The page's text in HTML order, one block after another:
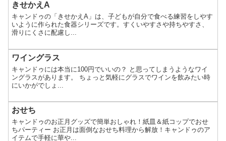
きせかえA
キャンドゥの「きせかえA」は、子どもが自分で食べる練習をしやす
いように作られた食器シリーズです。すくいやすさや持ちやすさ、
滑りにくさに配慮し...
ワイングラス
キャンドゥには本当に100円でいいの？ と思ってしまうようなワイ
ングラスがあります。 ちょっと気軽にグラスでワインを飲みたい時
にいかがでしょ...
おせち
キャンドゥのお正月グッズで簡単おしゃれ！紙皿＆紙コップでおせ
ちパーティー お正月は面倒なおせち料理から解放！キャンドゥのア
イテムで手軽に華や...